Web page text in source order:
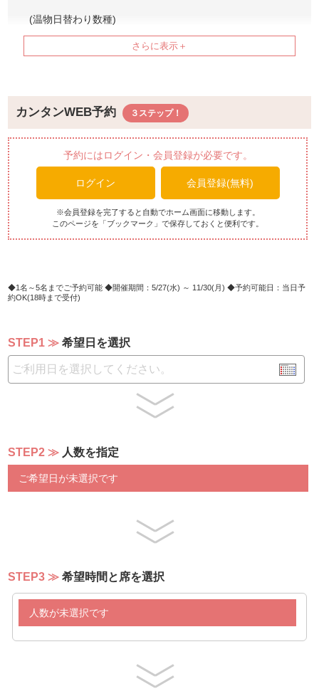
(温物日替わり数種)
・牛すじ煮込み
・ラビオリ
・ユッケジャン
・パン数種
・前菜数種
・サラダ数種
・フルーツ数種
・デザート数種
・お子様メニュー
・ブルーシールアイス
※多少メニューが変更になる場合もございます。
予めご了承くださいませ。
△▼飲み放題メニュー△▼
お一人様1000円追加でご利用いただけます。
※アルコール飲み放題内容
・ワイン
・ウィスキー
・カクテル
カンタンWEB予約
予約にはログイン・会員登録が必要です。
ログイン 会員登録(無料)
※会員登録を完了すると自動でホーム画面に移動します。
このページを「ブックマーク」で保存しておくと便利です。
1名～5名までご予約可能 開催期間：5/27(水) ～ 11/30(月)
予約可能日：当日予
約OK(18時まで受付)
STEP1 希望日を選択
STEP2 人数を指定
ご希望日が未選択です
STEP3 希望時間と席を選択
人数が未選択です